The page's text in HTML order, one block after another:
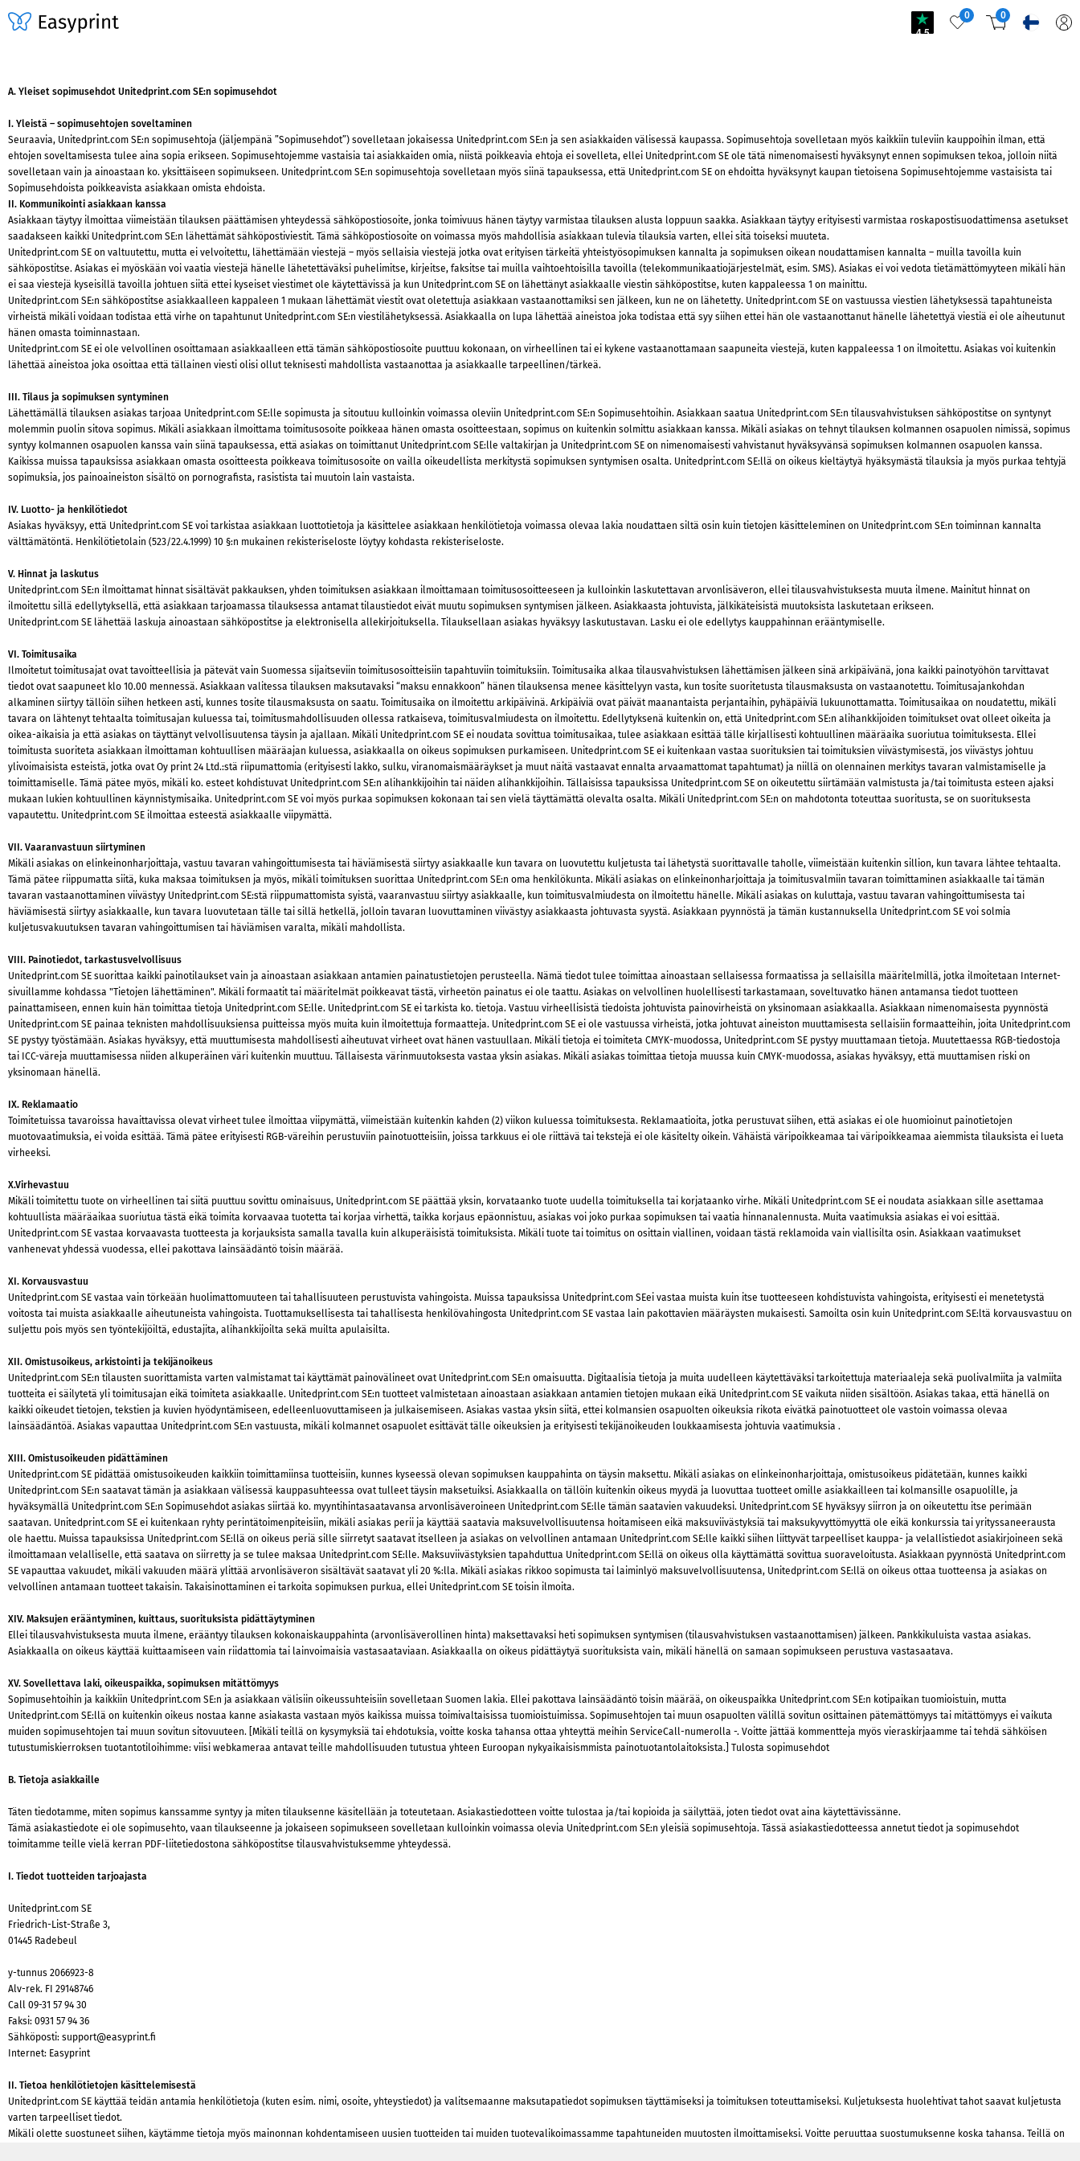
4.5
0 0
A. Yleiset sopimusehdot Unitedprint.com SE:n sopimusehdot
I. Yleistä – sopimusehtojen soveltaminen
Seuraavia, Unitedprint.com SE:n sopimusehtoja (jäljempänä ”Sopimusehdot”) sovelletaan jokaisessa Unitedprint.com SE:n ja sen asiakkaiden välisessä kaupassa. Sopimusehtoja sovelletaan myös kaikkiin tuleviin kauppoihin ilman, että
ehtojen soveltamisesta tulee aina sopia erikseen. Sopimusehtojemme vastaisia tai asiakkaiden omia, niistä poikkeavia ehtoja ei sovelleta, ellei Unitedprint.com SE ole tätä nimenomaisesti hyväksynyt ennen sopimuksen tekoa, jolloin niitä
sovelletaan vain ja ainoastaan ko. yksittäiseen sopimukseen. Unitedprint.com SE:n sopimusehtoja sovelletaan myös siinä tapauksessa, että Unitedprint.com SE on ehdoitta hyväksynyt kaupan tietoisena Sopimusehtojemme vastaisista tai
Sopimusehdoista poikkeavista asiakkaan omista ehdoista.
II. Kommunikointi asiakkaan kanssa
Asiakkaan täytyy ilmoittaa viimeistään tilauksen päättämisen yhteydessä sähköpostiosoite, jonka toimivuus hänen täytyy varmistaa tilauksen alusta loppuun saakka. Asiakkaan täytyy erityisesti varmistaa roskapostisuodattimensa asetukset
saadakseen kaikki Unitedprint.com SE:n lähettämät sähköpostiviestit. Tämä sähköpostiosoite on voimassa myös mahdollisia asiakkaan tulevia tilauksia varten, ellei sitä toiseksi muuteta.
Unitedprint.com SE on valtuutettu, mutta ei velvoitettu, lähettämään viestejä – myös sellaisia viestejä jotka ovat erityisen tärkeitä yhteistyösopimuksen kannalta ja sopimuksen oikean noudattamisen kannalta – muilla tavoilla kuin
sähköpostitse. Asiakas ei myöskään voi vaatia viestejä hänelle lähetettäväksi puhelimitse, kirjeitse, faksitse tai muilla vaihtoehtoisilla tavoilla (telekommunikaatiojärjestelmät, esim. SMS). Asiakas ei voi vedota tietämättömyyteen mikäli hän
ei saa viestejä kyseisillä tavoilla johtuen siitä ettei kyseiset viestimet ole käytettävissä ja kun Unitedprint.com SE on lähettänyt asiakkaalle viestin sähköpostitse, kuten kappaleessa 1 on mainittu.
Unitedprint.com SE:n sähköpostitse asiakkaalleen kappaleen 1 mukaan lähettämät viestit ovat oletettuja asiakkaan vastaanottamiksi sen jälkeen, kun ne on lähetetty. Unitedprint.com SE on vastuussa viestien lähetyksessä tapahtuneista
virheistä mikäli voidaan todistaa että virhe on tapahtunut Unitedprint.com SE:n viestilähetyksessä. Asiakkaalla on lupa lähettää aineistoa joka todistaa että syy siihen ettei hän ole vastaanottanut hänelle lähetettyä viestiä ei ole aiheutunut
hänen omasta toiminnastaan.
Unitedprint.com SE ei ole velvollinen osoittamaan asiakkaalleen että tämän sähköpostiosoite puuttuu kokonaan, on virheellinen tai ei kykene vastaanottamaan saapuneita viestejä, kuten kappaleessa 1 on ilmoitettu. Asiakas voi kuitenkin
lähettää aineistoa joka osoittaa että tällainen viesti olisi ollut teknisesti mahdollista vastaanottaa ja asiakkaalle tarpeellinen/tärkeä.
III. Tilaus ja sopimuksen syntyminen
Lähettämällä tilauksen asiakas tarjoaa Unitedprint.com SE:lle sopimusta ja sitoutuu kulloinkin voimassa oleviin Unitedprint.com SE:n Sopimusehtoihin. Asiakkaan saatua Unitedprint.com SE:n tilausvahvistuksen sähköpostitse on syntynyt
molemmin puolin sitova sopimus. Mikäli asiakkaan ilmoittama toimitusosoite poikkeaa hänen omasta osoitteestaan, sopimus on kuitenkin solmittu asiakkaan kanssa. Mikäli asiakas on tehnyt tilauksen kolmannen osapuolen nimissä, sopimus
syntyy kolmannen osapuolen kanssa vain siinä tapauksessa, että asiakas on toimittanut Unitedprint.com SE:lle valtakirjan ja Unitedprint.com SE on nimenomaisesti vahvistanut hyväksyvänsä sopimuksen kolmannen osapuolen kanssa.
Kaikissa muissa tapauksissa asiakkaan omasta osoitteesta poikkeava toimitusosoite on vailla oikeudellista merkitystä sopimuksen syntymisen osalta. Unitedprint.com SE:llä on oikeus kieltäytyä hyäksymästä tilauksia ja myös purkaa tehtyjä
sopimuksia, jos painoaineiston sisältö on pornografista, rasistista tai muutoin lain vastaista.
IV. Luotto- ja henkilötiedot
Asiakas hyväksyy, että Unitedprint.com SE voi tarkistaa asiakkaan luottotietoja ja käsittelee asiakkaan henkilötietoja voimassa olevaa lakia noudattaen siltä osin kuin tietojen käsitteleminen on Unitedprint.com SE:n toiminnan kannalta
välttämätöntä. Henkilötietolain (523/22.4.1999) 10 §:n mukainen rekisteriseloste löytyy kohdasta rekisteriseloste.
V. Hinnat ja laskutus
Unitedprint.com SE:n ilmoittamat hinnat sisältävät pakkauksen, yhden toimituksen asiakkaan ilmoittamaan toimitusosoitteeseen ja kulloinkin laskutettavan arvonlisäveron, ellei tilausvahvistuksesta muuta ilmene. Mainitut hinnat on
ilmoitettu sillä edellytyksellä, että asiakkaan tarjoamassa tilauksessa antamat tilaustiedot eivät muutu sopimuksen syntymisen jälkeen. Asiakkaasta johtuvista, jälkikäteisistä muutoksista laskutetaan erikseen.
Unitedprint.com SE lähettää laskuja ainoastaan sähköpostitse ja elektronisella allekirjoituksella. Tilauksellaan asiakas hyväksyy laskutustavan. Lasku ei ole edellytys kauppahinnan erääntymiselle.
VI. Toimitusaika
Ilmoitetut toimitusajat ovat tavoitteellisia ja pätevät vain Suomessa sijaitseviin toimitusosoitteisiin tapahtuviin toimituksiin. Toimitusaika alkaa tilausvahvistuksen lähettämisen jälkeen sinä arkipäivänä, jona kaikki painotyöhön tarvittavat
tiedot ovat saapuneet klo 10.00 mennessä. Asiakkaan valitessa tilauksen maksutavaksi “maksu ennakkoon” hänen tilauksensa menee käsittelyyn vasta, kun tosite suoritetusta tilausmaksusta on vastaanotettu. Toimitusajankohdan
alkaminen siirtyy tällöin siihen hetkeen asti, kunnes tosite tilausmaksusta on saatu. Toimitusaika on ilmoitettu arkipäivinä. Arkipäiviä ovat päivät maanantaista perjantaihin, pyhäpäiviä lukuunottamatta. Toimitusaikaa on noudatettu, mikäli
tavara on lähtenyt tehtaalta toimitusajan kuluessa tai, toimitusmahdollisuuden ollessa ratkaiseva, toimitusvalmiudesta on ilmoitettu. Edellytyksenä kuitenkin on, että Unitedprint.com SE:n alihankkijoiden toimitukset ovat olleet oikeita ja
oikea-aikaisia ja että asiakas on täyttänyt velvollisuutensa täysin ja ajallaan. Mikäli Unitedprint.com SE ei noudata sovittua toimitusaikaa, tulee asiakkaan esittää tälle kirjallisesti kohtuullinen määräaika suoriutua toimituksesta. Ellei
toimitusta suoriteta asiakkaan ilmoittaman kohtuullisen määräajan kuluessa, asiakkaalla on oikeus sopimuksen purkamiseen. Unitedprint.com SE ei kuitenkaan vastaa suorituksien tai toimituksien viivästymisestä, jos viivästys johtuu
ylivoimaisista esteistä, jotka ovat Oy print 24 Ltd.:stä riipumattomia (erityisesti lakko, sulku, viranomaismääräykset ja muut näitä vastaavat ennalta arvaamattomat tapahtumat) ja niillä on olennainen merkitys tavaran valmistamiselle ja
toimittamiselle. Tämä pätee myös, mikäli ko. esteet kohdistuvat Unitedprint.com SE:n alihankkijoihin tai näiden alihankkijoihin. Tällaisissa tapauksissa Unitedprint.com SE on oikeutettu siirtämään valmistusta ja/tai toimitusta esteen ajaksi
mukaan lukien kohtuullinen käynnistymisaika. Unitedprint.com SE voi myös purkaa sopimuksen kokonaan tai sen vielä täyttämättä olevalta osalta. Mikäli Unitedprint.com SE:n on mahdotonta toteuttaa suoritusta, se on suorituksesta
vapautettu. Unitedprint.com SE ilmoittaa esteestä asiakkaalle viipymättä.
VII. Vaaranvastuun siirtyminen
Mikäli asiakas on elinkeinonharjoittaja, vastuu tavaran vahingoittumisesta tai häviämisestä siirtyy asiakkaalle kun tavara on luovutettu kuljetusta tai lähetystä suorittavalle taholle, viimeistään kuitenkin sillion, kun tavara lähtee tehtaalta.
Tämä pätee riippumatta siitä, kuka maksaa toimituksen ja myös, mikäli toimituksen suorittaa Unitedprint.com SE:n oma henkilökunta. Mikäli asiakas on elinkeinonharjoittaja ja toimitusvalmiin tavaran toimittaminen asiakkaalle tai tämän
tavaran vastaanottaminen viivästyy Unitedprint.com SE:stä riippumattomista syistä, vaaranvastuu siirtyy asiakkaalle, kun toimitusvalmiudesta on ilmoitettu hänelle. Mikäli asiakas on kuluttaja, vastuu tavaran vahingoittumisesta tai
häviämisestä siirtyy asiakkaalle, kun tavara luovutetaan tälle tai sillä hetkellä, jolloin tavaran luovuttaminen viivästyy asiakkaasta johtuvasta syystä. Asiakkaan pyynnöstä ja tämän kustannuksella Unitedprint.com SE voi solmia
kuljetusvakuutuksen tavaran vahingoittumisen tai häviämisen varalta, mikäli mahdollista.
VIII. Painotiedot, tarkastusvelvollisuus
Unitedprint.com SE suorittaa kaikki painotilaukset vain ja ainoastaan asiakkaan antamien painatustietojen perusteella. Nämä tiedot tulee toimittaa ainoastaan sellaisessa formaatissa ja sellaisilla määritelmillä, jotka ilmoitetaan Internet-
sivuillamme kohdassa "Tietojen lähettäminen". Mikäli formaatit tai määritelmät poikkeavat tästä, virheetön painatus ei ole taattu. Asiakas on velvollinen huolellisesti tarkastamaan, soveltuvatko hänen antamansa tiedot tuotteen
painattamiseen, ennen kuin hän toimittaa tietoja Unitedprint.com SE:lle. Unitedprint.com SE ei tarkista ko. tietoja. Vastuu virheellisistä tiedoista johtuvista painovirheistä on yksinomaan asiakkaalla. Asiakkaan nimenomaisesta pyynnöstä
Unitedprint.com SE painaa teknisten mahdollisuuksiensa puitteissa myös muita kuin ilmoitettuja formaatteja. Unitedprint.com SE ei ole vastuussa virheistä, jotka johtuvat aineiston muuttamisesta sellaisiin formaatteihin, joita Unitedprint.com
SE pystyy työstämään. Asiakas hyväksyy, että muuttumisesta mahdollisesti aiheutuvat virheet ovat hänen vastuullaan. Mikäli tietoja ei toimiteta CMYK-muodossa, Unitedprint.com SE pystyy muuttamaan tietoja. Muutettaessa RGB-tiedostoja
tai ICC-väreja muuttamisessa niiden alkuperäinen väri kuitenkin muuttuu. Tällaisesta värinmuutoksesta vastaa yksin asiakas. Mikäli asiakas toimittaa tietoja muussa kuin CMYK-muodossa, asiakas hyväksyy, että muuttamisen riski on
yksinomaan hänellä.
IX. Reklamaatio
Toimitetuissa tavaroissa havaittavissa olevat virheet tulee ilmoittaa viipymättä, viimeistään kuitenkin kahden (2) viikon kuluessa toimituksesta. Reklamaatioita, jotka perustuvat siihen, että asiakas ei ole huomioinut painotietojen
muotovaatimuksia, ei voida esittää. Tämä pätee erityisesti RGB-väreihin perustuviin painotuotteisiin, joissa tarkkuus ei ole riittävä tai tekstejä ei ole käsitelty oikein. Vähäistä väripoikkeamaa tai väripoikkeamaa aiemmista tilauksista ei lueta
virheeksi.
X.Virhevastuu
Mikäli toimitettu tuote on virheellinen tai siitä puuttuu sovittu ominaisuus, Unitedprint.com SE päättää yksin, korvataanko tuote uudella toimituksella tai korjataanko virhe. Mikäli Unitedprint.com SE ei noudata asiakkaan sille asettamaa
kohtuullista määräaikaa suoriutua tästä eikä toimita korvaavaa tuotetta tai korjaa virhettä, taikka korjaus epäonnistuu, asiakas voi joko purkaa sopimuksen tai vaatia hinnanalennusta. Muita vaatimuksia asiakas ei voi esittää.
Unitedprint.com SE vastaa korvaavasta tuotteesta ja korjauksista samalla tavalla kuin alkuperäisistä toimituksista. Mikäli tuote tai toimitus on osittain viallinen, voidaan tästä reklamoida vain viallisilta osin. Asiakkaan vaatimukset
vanhenevat yhdessä vuodessa, ellei pakottava lainsäädäntö toisin määrää.
XI. Korvausvastuu
Unitedprint.com SE vastaa vain törkeään huolimattomuuteen tai tahallisuuteen perustuvista vahingoista. Muissa tapauksissa Unitedprint.com SEei vastaa muista kuin itse tuotteeseen kohdistuvista vahingoista, erityisesti ei menetetystä
voitosta tai muista asiakkaalle aiheutuneista vahingoista. Tuottamuksellisesta tai tahallisesta henkilövahingosta Unitedprint.com SE vastaa lain pakottavien määräysten mukaisesti. Samoilta osin kuin Unitedprint.com SE:ltä korvausvastuu on
suljettu pois myös sen työntekijöiltä, edustajita, alihankkijoilta sekä muilta apulaisilta.
XII. Omistusoikeus, arkistointi ja tekijänoikeus
Unitedprint.com SE:n tilausten suorittamista varten valmistamat tai käyttämät painovälineet ovat Unitedprint.com SE:n omaisuutta. Digitaalisia tietoja ja muita uudelleen käytettäväksi tarkoitettuja materiaaleja sekä puolivalmiita ja valmiita
tuotteita ei säilytetä yli toimitusajan eikä toimiteta asiakkaalle. Unitedprint.com SE:n tuotteet valmistetaan ainoastaan asiakkaan antamien tietojen mukaan eikä Unitedprint.com SE vaikuta niiden sisältöön. Asiakas takaa, että hänellä on
kaikki oikeudet tietojen, tekstien ja kuvien hyödyntämiseen, edelleenluovuttamiseen ja julkaisemiseen. Asiakas vastaa yksin siitä, ettei kolmansien osapuolten oikeuksia rikota eivätkä painotuotteet ole vastoin voimassa olevaa
lainsäädäntöä. Asiakas vapauttaa Unitedprint.com SE:n vastuusta, mikäli kolmannet osapuolet esittävät tälle oikeuksien ja erityisesti tekijänoikeuden loukkaamisesta johtuvia vaatimuksia .
XIII. Omistusoikeuden pidättäminen
Unitedprint.com SE pidättää omistusoikeuden kaikkiin toimittamiinsa tuotteisiin, kunnes kyseessä olevan sopimuksen kauppahinta on täysin maksettu. Mikäli asiakas on elinkeinonharjoittaja, omistusoikeus pidätetään, kunnes kaikki
Unitedprint.com SE:n saatavat tämän ja asiakkaan välisessä kauppasuhteessa ovat tulleet täysin maksetuiksi. Asiakkaalla on tällöin kuitenkin oikeus myydä ja luovuttaa tuotteet omille asiakkailleen tai kolmansille osapuolille, ja
hyväksymällä Unitedprint.com SE:n Sopimusehdot asiakas siirtää ko. myyntihintasaatavansa arvonlisäveroineen Unitedprint.com SE:lle tämän saatavien vakuudeksi. Unitedprint.com SE hyväksyy siirron ja on oikeutettu itse perimään
saatavan. Unitedprint.com SE ei kuitenkaan ryhty perintätoimenpiteisiin, mikäli asiakas perii ja käyttää saatavia maksuvelvollisuutensa hoitamiseen eikä maksuviivästyksiä tai maksukyvyttömyyttä ole eikä konkurssia tai yrityssaneerausta
ole haettu. Muissa tapauksissa Unitedprint.com SE:llä on oikeus periä sille siirretyt saatavat itselleen ja asiakas on velvollinen antamaan Unitedprint.com SE:lle kaikki siihen liittyvät tarpeelliset kauppa- ja velallistiedot asiakirjoineen sekä
ilmoittamaan velalliselle, että saatava on siirretty ja se tulee maksaa Unitedprint.com SE:lle. Maksuviivästyksien tapahduttua Unitedprint.com SE:llä on oikeus olla käyttämättä sovittua suoraveloitusta. Asiakkaan pyynnöstä Unitedprint.com
SE vapauttaa vakuudet, mikäli vakuuden määrä ylittää arvonlisäveron sisältävät saatavat yli 20 %:lla. Mikäli asiakas rikkoo sopimusta tai laiminlyö maksuvelvollisuutensa, Unitedprint.com SE:llä on oikeus ottaa tuotteensa ja asiakas on
velvollinen antamaan tuotteet takaisin. Takaisinottaminen ei tarkoita sopimuksen purkua, ellei Unitedprint.com SE toisin ilmoita.
XIV. Maksujen erääntyminen, kuittaus, suorituksista pidättäytyminen
Ellei tilausvahvistuksesta muuta ilmene, erääntyy tilauksen kokonaiskauppahinta (arvonlisäverollinen hinta) maksettavaksi heti sopimuksen syntymisen (tilausvahvistuksen vastaanottamisen) jälkeen. Pankkikuluista vastaa asiakas.
Asiakkaalla on oikeus käyttää kuittaamiseen vain riidattomia tai lainvoimaisia vastasaataviaan. Asiakkaalla on oikeus pidättäytyä suorituksista vain, mikäli hänellä on samaan sopimukseen perustuva vastasaatava.
XV. Sovellettava laki, oikeuspaikka, sopimuksen mitättömyys
Sopimusehtoihin ja kaikkiin Unitedprint.com SE:n ja asiakkaan välisiin oikeussuhteisiin sovelletaan Suomen lakia. Ellei pakottava lainsäädäntö toisin määrää, on oikeuspaikka Unitedprint.com SE:n kotipaikan tuomioistuin, mutta
Unitedprint.com SE:llä on kuitenkin oikeus nostaa kanne asiakasta vastaan myös kaikissa muissa toimivaltaisissa tuomioistuimissa. Sopimusehtojen tai muun osapuolten välillä sovitun osittainen pätemättömyys tai mitättömyys ei vaikuta
muiden sopimusehtojen tai muun sovitun sitovuuteen. [Mikäli teillä on kysymyksiä tai ehdotuksia, voitte koska tahansa ottaa yhteyttä meihin ServiceCall-numerolla -. Voitte jättää kommentteja myös vieraskirjaamme tai tehdä sähköisen
tutustumiskierroksen tuotantotiloihimme: viisi webkameraa antavat teille mahdollisuuden tutustua yhteen Euroopan nykyaikaisismmista painotuotantolaitoksista.] Tulosta sopimusehdot
B. Tietoja asiakkaille
Täten tiedotamme, miten sopimus kanssamme syntyy ja miten tilauksenne käsitellään ja toteutetaan. Asiakastiedotteen voitte tulostaa ja/tai kopioida ja säilyttää, joten tiedot ovat aina käytettävissänne.
Tämä asiakastiedote ei ole sopimusehto, vaan tilaukseenne ja jokaiseen sopimukseen sovelletaan kulloinkin voimassa olevia Unitedprint.com SE:n yleisiä sopimusehtoja. Tässä asiakastiedotteessa annetut tiedot ja sopimusehdot
toimitamme teille vielä kerran PDF-liitetiedostona sähköpostitse tilausvahvistuksemme yhteydessä.
I. Tiedot tuotteiden tarjoajasta
Unitedprint.com SE
Friedrich-List-Straße 3,
01445 Radebeul
y-tunnus 2066923-8
Alv-rek. FI 29148746
Call 09-31 57 94 30
Faksi: 0931 57 94 36
Sähköposti: support@easyprint.fi
Internet: Easyprint
II. Tietoa henkilötietojen käsittelemisestä
Unitedprint.com SE käyttää teidän antamia henkilötietoja (kuten esim. nimi, osoite, yhteystiedot) ja valitsemaanne maksutapatiedot sopimuksen täyttämiseksi ja toimituksen toteuttamiseksi. Kuljetuksesta huolehtivat tahot saavat kuljetusta
varten tarpeelliset tiedot.
Mikäli olette suostuneet siihen, käytämme tietoja myös mainonnan kohdentamiseen uusien tuotteiden tai muiden tuotevalikoimassamme tapahtuneiden muutosten ilmoittamiseksi. Voitte peruuttaa suostumuksenne koska tahansa. Teillä on